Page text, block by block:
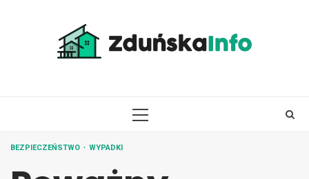
PRIMARY
BEZPIECZEŃSTWO WYPADKI